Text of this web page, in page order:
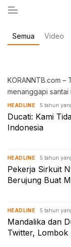
koranntb.com
Semua Video
KORANNTB.com –
menanggapi santai
HEADLINE 5 tahun
Ducati: Kami
Indonesia
HEADLINE 5 tahun
Pekerja Sirkuit
Berujung Buat
HEADLINE 5 tahun
Mandalika dan
Twitter, Lombok